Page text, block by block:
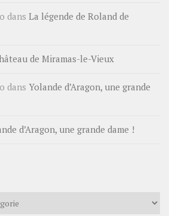
dans La légende de Roland de
de Miramas-le-Vieux
dans Yolande d’Aragon, une grande
d’Aragon, une grande dame !